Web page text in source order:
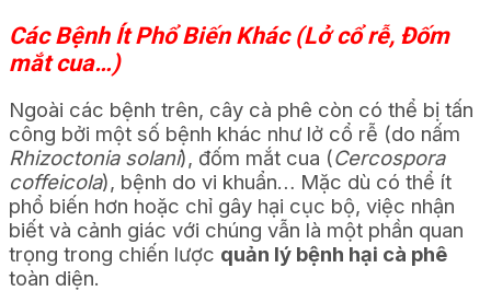
Các Bệnh Ít Phổ Biến Khác (Lở cổ rễ, Đốm
mắt cua…)
Ngoài các bệnh trên, cây cà phê còn có thể bị tấn
công bởi một số bệnh khác như lở cổ rễ (do nấm
Rhizoctonia solani), đốm mắt cua (Cercospora
coffeicola), bệnh do vi khuẩn… Mặc dù có thể ít
phổ biến hơn hoặc chỉ gây hại cục bộ, việc nhận
biết và cảnh giác với chúng vẫn là một phần quan
trọng trong chiến lược quản lý bệnh hại cà phê
toàn diện.